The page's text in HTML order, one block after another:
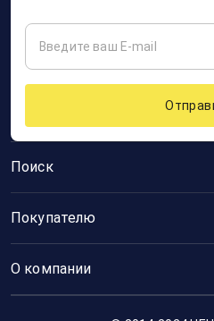
Поиск
Покупателю
О компании